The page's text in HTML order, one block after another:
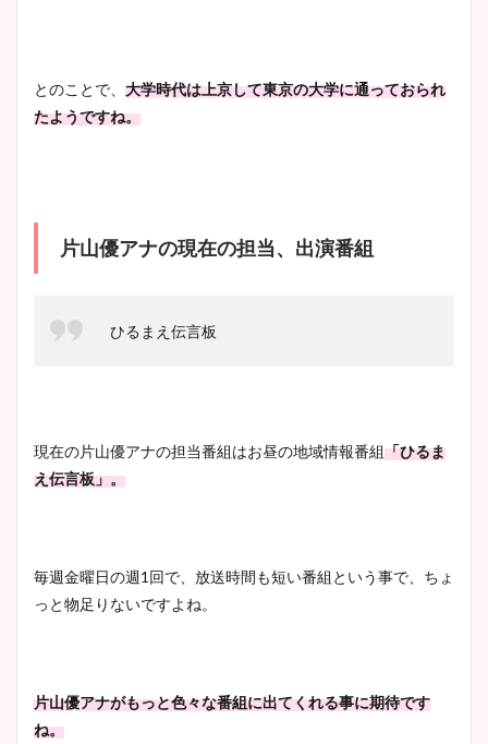
とのことで、 大学時代は上京して東京の大学に通っておられ
たようですね。
片山優アナの現在の担当、出演番組
ひるまえ伝言板
現在の片山優アナの担当番組はお昼の地域情報番組「ひるま
え伝言板」。
毎週金曜日の週1回で、放送時間も短い番組という事で、ちょ
っと物足りないですよね。
片山優アナがもっと色々な番組に出てくれる事に期待です
ね。